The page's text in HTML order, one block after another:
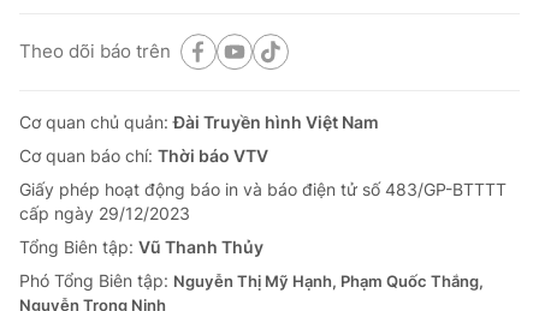
Theo dõi báo trên
Cơ quan chủ quản:Đài Truyền hình Việt Nam
Cơ quan báo chí: Thời báo VTV
Giấy phép hoạt động báo in và báo điện tử số 483/GP-BTTTT
cấp ngày 29/12/2023
Tổng Biên tập: Vũ Thanh Thủy
Phó Tổng Biên tập: Nguyễn Thị Mỹ Hạnh, Phạm Quốc Thắng,
Nguyễn Trọng Ninh